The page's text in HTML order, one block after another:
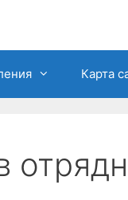
Карта